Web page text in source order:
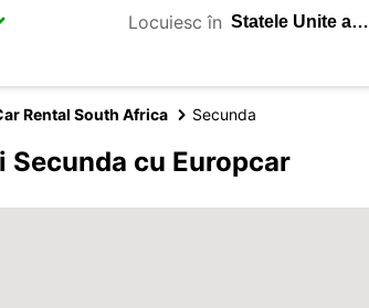
Locuiesc în
Rental South Africa Secunda
Secunda cu Europcar